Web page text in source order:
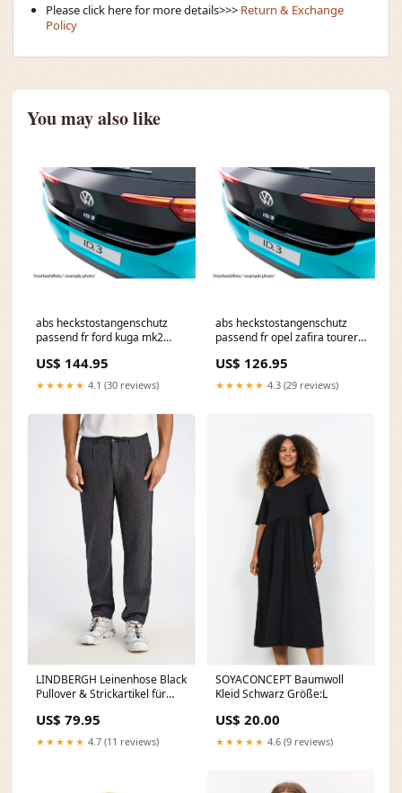
Please click here for more details>>> Return & Exchange
Policy
You may also like
abs heckstostangenschutz
passend fr ford kuga mk2
Titel:Default Title
US$ 144.95
★★★★★ 4.1 (30 reviews)
abs heckstostangenschutz
passend fr opel zafira tourer
Titel:Default Title
US$ 126.95
★★★★★ 4.3 (29 reviews)
LINDBERGH Leinenhose Black
Pullover & Strickartikel für
US$ 79.95
★★★★★ 4.7 (11 reviews)
SOYACONCEPT Baumwoll
Kleid Schwarz Größe:L
US$ 20.00
★★★★★ 4.6 (9 reviews)